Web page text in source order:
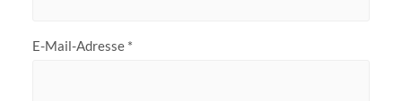
E-Mail-Adresse *